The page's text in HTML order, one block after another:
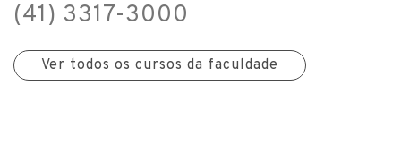
(41) 3317-3000
Ver todos os cursos da faculdade